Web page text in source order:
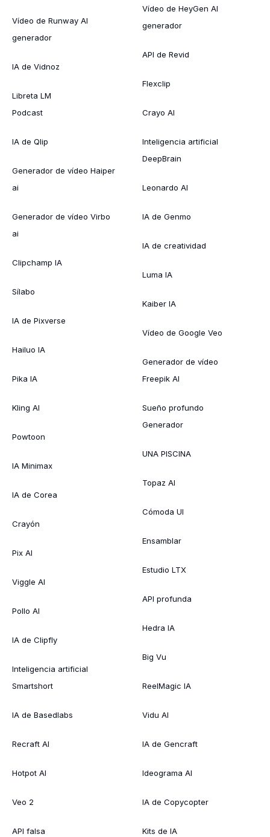
Vídeo de Runway AI
generador
IA de Vidnoz
Libreta LM
Podcast
IA de Qlip
Generador de vídeo Haiper
ai
Generador de vídeo Virbo
ai
Clipchamp IA
Sílabo
IA de Pixverse
Hailuo IA
Pika IA
Kling AI
Powtoon
IA Minimax
IA de Corea
Crayón
Pix AI
Viggle AI
Pollo AI
IA de Clipfly
Inteligencia artificial
Smartshort
IA de Basedlabs
Recraft AI
Hotpot AI
Veo 2
API falsa
Vídeo de HeyGen AI
generador
API de Revid
Flexclip
Crayo AI
Inteligencia artificial
DeepBrain
Leonardo AI
IA de Genmo
IA de creatividad
Luma IA
Kaiber IA
Vídeo de Google Veo
Generador de vídeo
Freepik AI
Sueño profundo
Generador
UNA PISCINA
Topaz AI
Cómoda UI
Ensamblar
Estudio LTX
API profunda
Hedra IA
Big Vu
ReelMagic IA
Vidu AI
IA de Gencraft
Ideograma AI
IA de Copycopter
Kits de IA